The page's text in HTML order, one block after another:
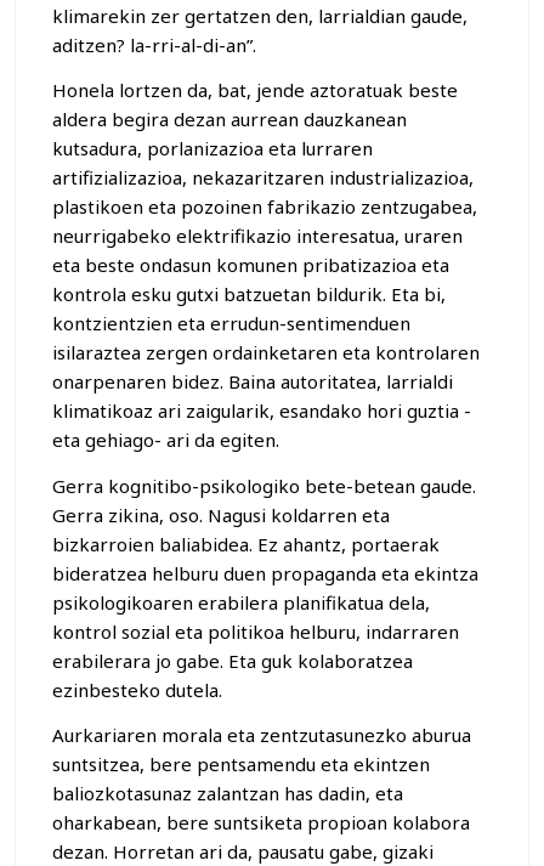
klimarekin zer gertatzen den, larrialdian gaude,
aditzen? la-rri-al-di-an”.
Honela lortzen da, bat, jende aztoratuak beste
aldera begira dezan aurrean dauzkanean
kutsadura, porlanizazioa eta lurraren
artifizializazioa, nekazaritzaren industrializazioa,
plastikoen eta pozoinen fabrikazio zentzugabea,
neurrigabeko elektrifikazio interesatua, uraren
eta beste ondasun komunen pribatizazioa eta
kontrola esku gutxi batzuetan bildurik. Eta bi,
kontzientzien eta errudun-sentimenduen
isilaraztea zergen ordainketaren eta kontrolaren
onarpenaren bidez. Baina autoritatea, larrialdi
klimatikoaz ari zaigularik, esandako hori guztia -
eta gehiago- ari da egiten.
Gerra kognitibo-psikologiko bete-betean gaude.
Gerra zikina, oso. Nagusi koldarren eta
bizkarroien baliabidea. Ez ahantz, portaerak
bideratzea helburu duen propaganda eta ekintza
psikologikoaren erabilera planifikatua dela,
kontrol sozial eta politikoa helburu, indarraren
erabilerara jo gabe. Eta guk kolaboratzea
ezinbesteko dutela.
Aurkariaren morala eta zentzutasunezko aburua
suntsitzea, bere pentsamendu eta ekintzen
baliozkotasunaz zalantzan has dadin, eta
oharkabean, bere suntsiketa propioan kolabora
dezan. Horretan ari da, pausatu gabe, gizaki